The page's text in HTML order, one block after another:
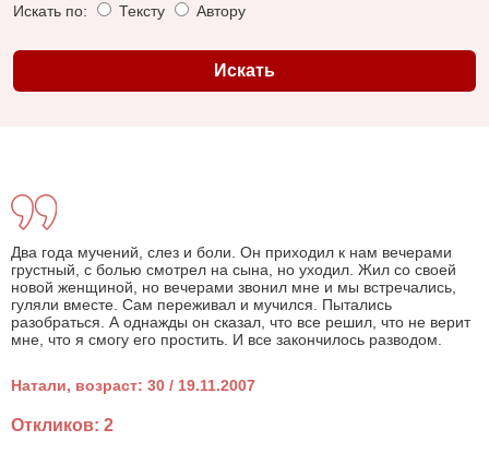
Искать по: Тексту Автору
Два года мучений, слез и боли. Он приходил к нам вечерами
грустный, с болью смотрел на сына, но уходил. Жил со своей
новой женщиной, но вечерами звонил мне и мы встречались,
гуляли вместе. Сам переживал и мучился. Пытались
разобраться. А однажды он сказал, что все решил, что не верит
мне, что я смогу его простить. И все закончилось разводом.
Натали, возраст: 30 / 19.11.2007
Откликов: 2